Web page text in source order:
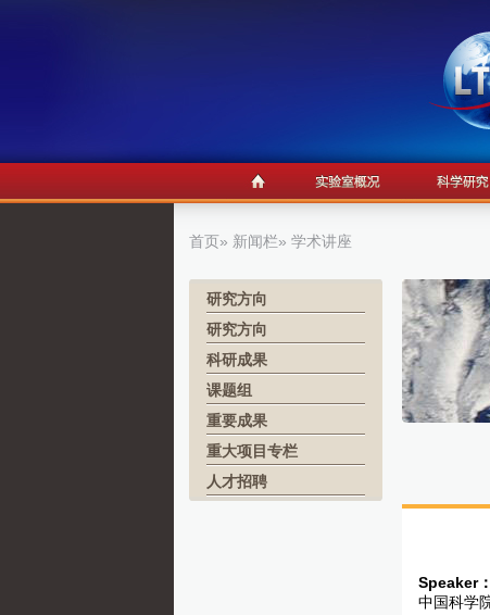
首页» 新闻栏» 学术讲座
研究方向
研究方向
科研成果
课题组
重要成果
重大项目专栏
人才招聘
Speaker：
中国科学